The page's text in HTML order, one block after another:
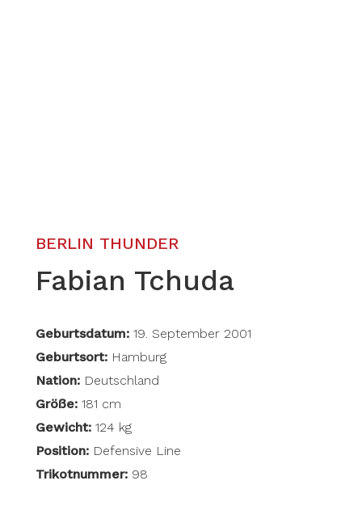
BERLIN THUNDER
Fabian Tchuda
Geburtsdatum: 19. September 2001
Geburtsort: Hamburg
Nation:Deutschland
Größe:181 cm
Gewicht:124 kg
Position:Defensive Line
Trikotnummer: 98